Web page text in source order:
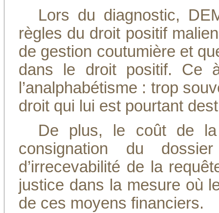
Lors du diagnostic,
règles du droit positif
de gestion coutumière et
dans le droit positif. Ce
l’analphabétisme : trop
droit qui lui est pourtant
De plus, le coût de
consignation du
d’irrecevabilité de la
justice dans la mesure où
de ces moyens financiers.